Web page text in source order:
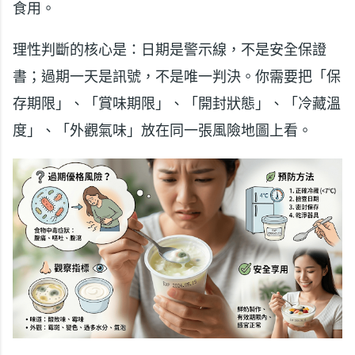
食用。
理性判斷的核心是：日期是警示線，不是安全保證
書；過期一天是訊號，不是唯一判決。你需要把「保
存期限」、「賞味期限」、「開封狀態」、「冷藏溫
度」、「外觀氣味」放在同一張風險地圖上看。